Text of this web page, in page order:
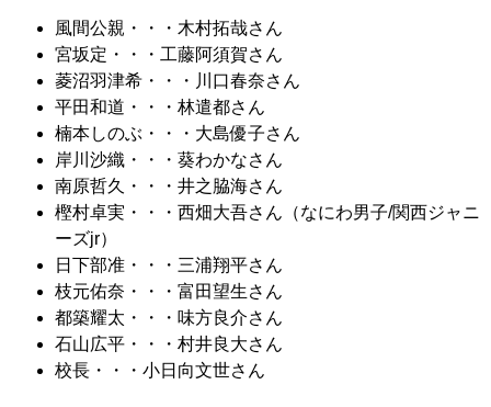
風間公親・・・木村拓哉さん
宮坂定・・・工藤阿須賀さん
菱沼羽津希・・・川口春奈さん
平田和道・・・林遣都さん
楠本しのぶ・・・大島優子さん
岸川沙織・・・葵わかなさん
南原哲久・・・井之脇海さん
樫村卓実・・・西畑大吾さん（なにわ男子/関西ジャニ
ーズjr）
日下部准・・・三浦翔平さん
枝元佑奈・・・富田望生さん
都築耀太・・・味方良介さん
石山広平・・・村井良大さん
校長・・・小日向文世さん